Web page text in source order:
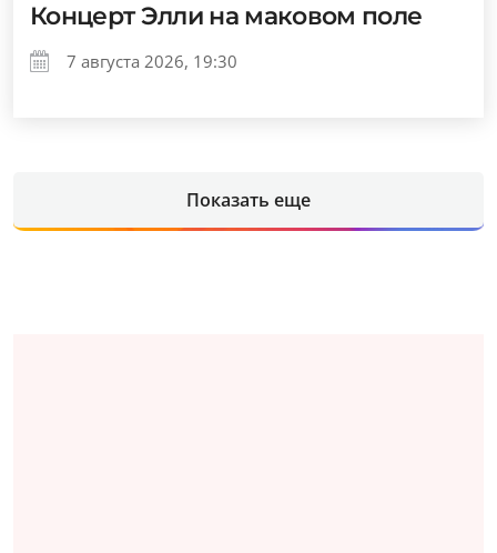
Концерт Элли на маковом поле
7 августа 2026, 19:30
Показать еще